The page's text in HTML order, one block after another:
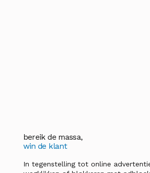
bereik de massa,
win de klant
In tegenstelling tot online